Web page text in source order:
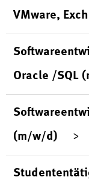
VMware,
Oracle /SQL
(m/w/d)